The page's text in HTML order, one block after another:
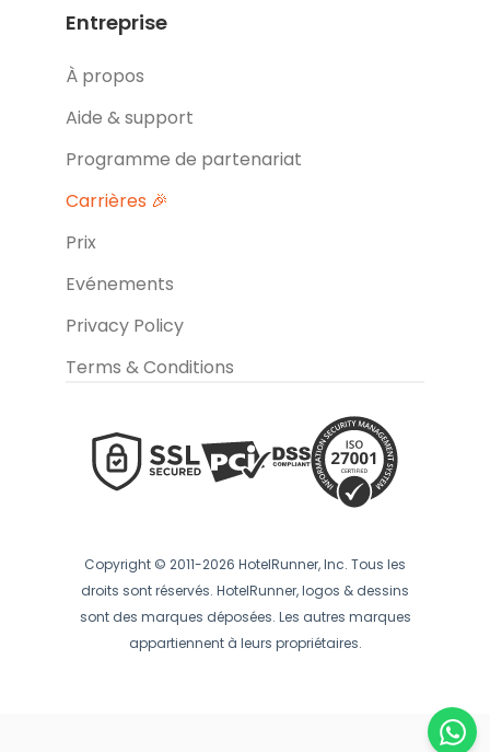
Entreprise
À propos
Aide & support
Programme de partenariat
Carrières 🎉
Prix
Evénements
Privacy Policy
Terms & Conditions
Copyright © 2011-2026 HotelRunner, Inc. Tous les
droits sont réservés. HotelRunner, logos & dessins
sont des marques déposées. Les autres marques
appartiennent à leurs propriétaires.